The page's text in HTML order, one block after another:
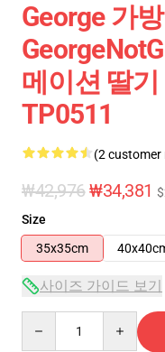
George 가
메이션 딸기
TP0511
(2 customer
₩42,976₩34,381
Size
35x35cm
사이즈 가이드 보기